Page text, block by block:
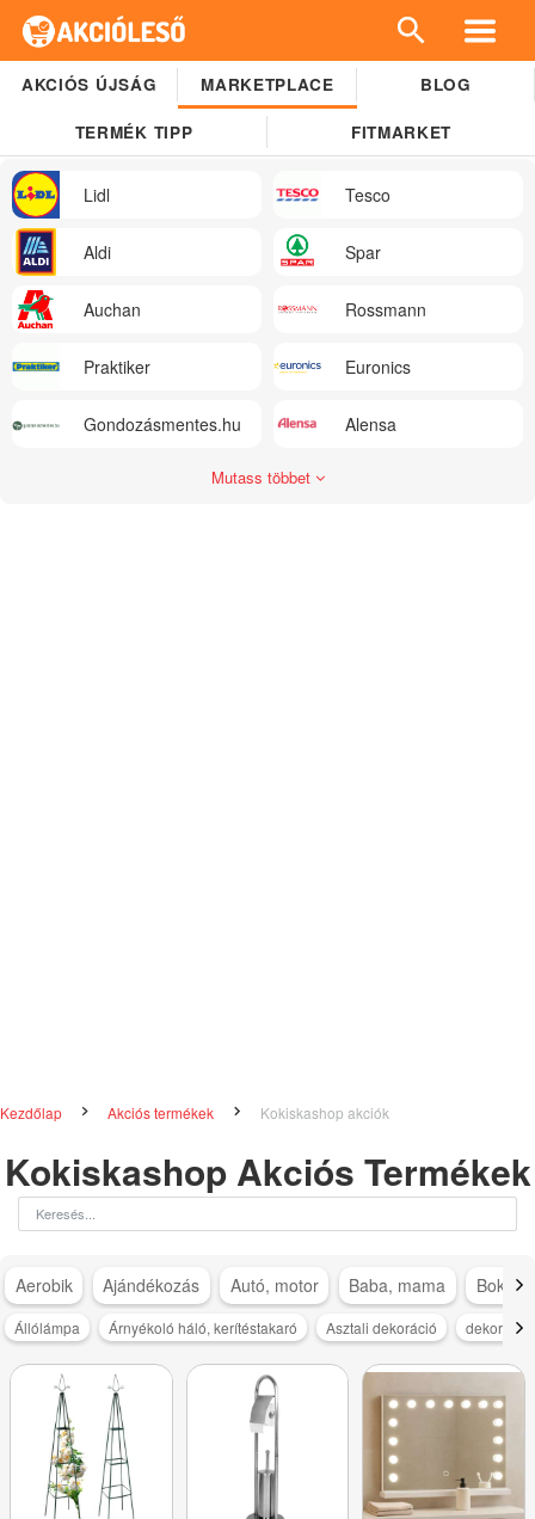
AKCIÓS ÚJSÁG MARKETPLACE BLOG
TERMÉK TIPP FITMARKET
Lidl Tesco
Aldi Spar
Auchan Rossmann
Praktiker Euronics
Gondozásmentes.hu Alensa
Mutass többet
Kezdőlap Akciós termékek Kokiskashop akciók
Kokiskashop Akciós Termékek
Aerobik Ajándékozás Autó, motor Baba, mama
Állólámpa Árnyékoló háló, kerítéstakaró Asztali dekoráció dekoráció